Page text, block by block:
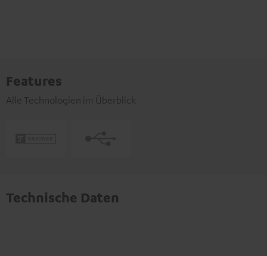
Features
Alle Technologien im Überblick
Technische Daten